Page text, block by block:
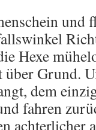
und
Hexe
über Grund.
dem
fahren
achterlicher